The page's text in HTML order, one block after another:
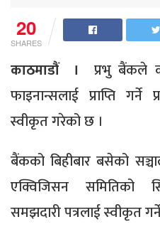
20
SHARES
काठमाडौं । प्रभु बैंकले
फाइनान्सलाई प्राप्ति गर्ने
स्वीकृत गरेको छ ।
बैंकको बिहीबार बसेको
एक्विजिसन समितिको
समझदारी पत्रलाई स्वीकृत